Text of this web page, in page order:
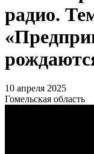
радио.
10 апреля 2025
Гомельская область